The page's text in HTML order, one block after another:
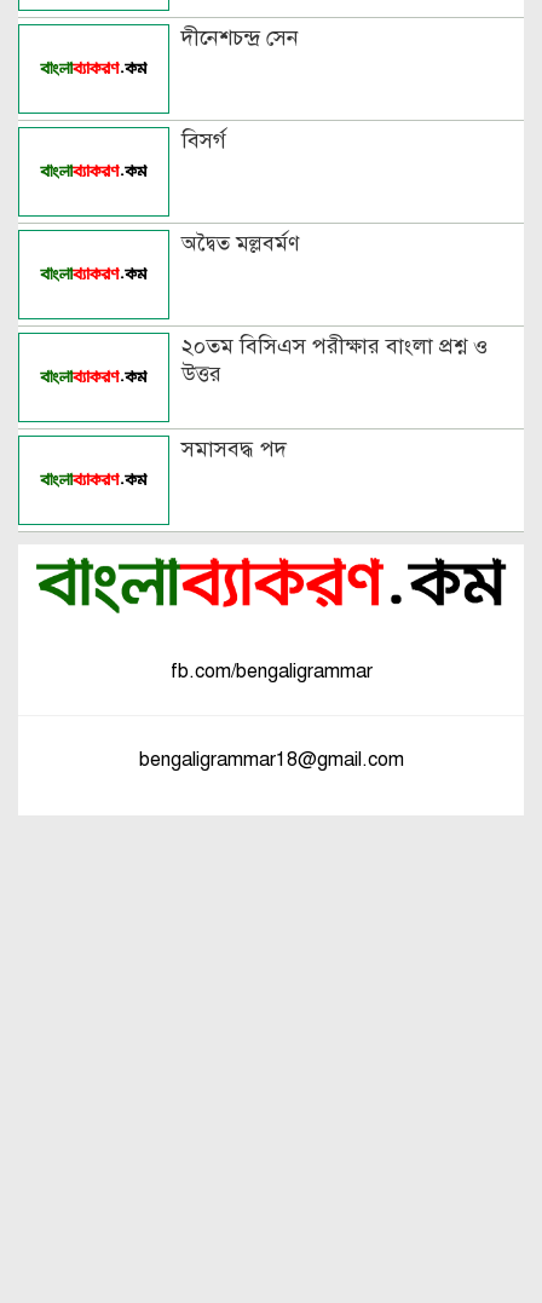
দীনেশচন্দ্র সেন
বিসর্গ
অদ্বৈত মল্লবর্মণ
২০তম বিসিএস পরীক্ষার বাংলা প্রশ্ন ও
উত্তর
সমাসবদ্ধ পদ
fb.com/bengaligrammar
bengaligrammar18@gmail.com